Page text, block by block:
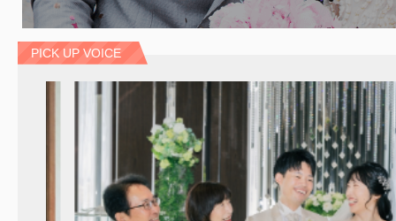
PICK UP VOICE